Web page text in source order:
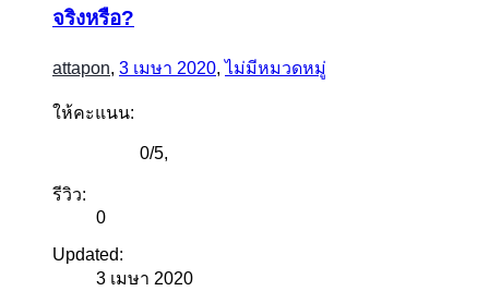
จริงหรือ?
attapon, 3 เมษา 2020,ไม่มีหมวดหมู่
ให้คะแนน:
0/5,
รีวิว:
0
Updated:
3 เมษา 2020